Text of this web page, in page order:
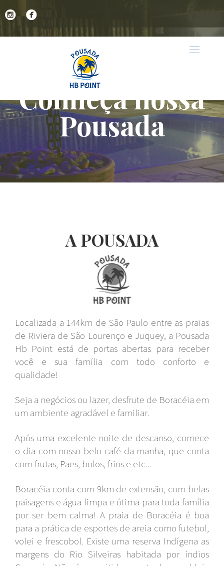
Conheça nossa
Pousada
A POUSADA
Localizada a 144km de São Paulo entre as praias
de Riviera de São Lourenço e Juquey, a Pousada
Hb Point está de portas abertas para receber
você e sua família com todo conforto e
qualidade!
Seja a negócios ou lazer, desfrute de Boracéia em
um ambiente agradável e familiar.
Após uma excelente noite de descanso, comece
o dia com nosso belo café da manha, que conta
com frutas, Paes, bolos, frios e etc...
Boracéia conta com 9km de extensão, com belas
paisagens e água limpa e ótima para toda família
por ser bem calma! A praia de Boracéia é boa
para a prática de esportes de areia como futebol,
volei e frescobol. Existe uma reserva Indígena as
margens do Rio Silveiras habitada por índios